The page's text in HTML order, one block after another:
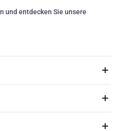
und entdecken Sie unsere